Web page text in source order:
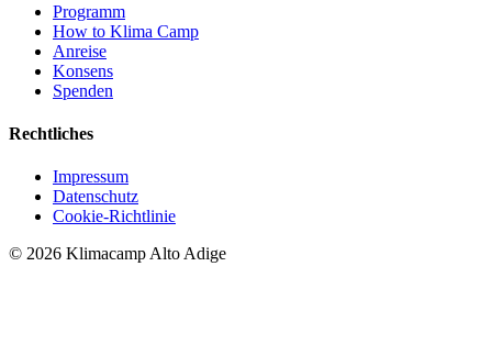
Programm
How to Klima Camp
Anreise
Konsens
Spenden
Rechtliches
Impressum
Datenschutz
Cookie-Richtlinie
© 2026 Klimacamp Alto Adige